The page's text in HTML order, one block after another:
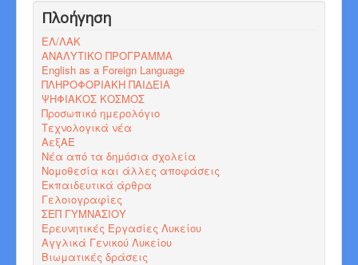
Πλοήγηση
ΕΛ/ΛΑΚ
ΑΝΑΛΥΤΙΚΟ ΠΡΟΓΡΑΜΜΑ
English as a Foreign Language
ΠΛΗΡΟΦΟΡΙΑΚΗ ΠΑΙΔΕΙΑ
ΨΗΦΙΑΚΟΣ ΚΟΣΜΟΣ
Προσωπικό ημερολόγιο
Τεχνολογικά νέα
ΑεξΑΕ
Νέα από τα δημόσια σχολεία
Νομοθεσία και άλλες αποφάσεις
Εκπαιδευτικά άρθρα
Γελοιογραφίες
ΣΕΠ ΓΥΜΝΑΣΙΟΥ
Ερευνητικές Εργασίες Λυκείου
Αγγλικά Γενικού Λυκείου
Βιωματικές δράσεις